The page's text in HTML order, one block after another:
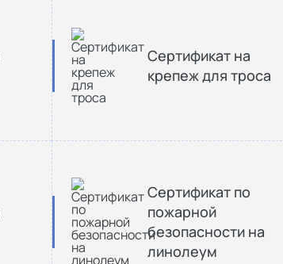
Сертификат на
крепеж для троса
Сертификат по
пожарной
безопасности на
линолеум